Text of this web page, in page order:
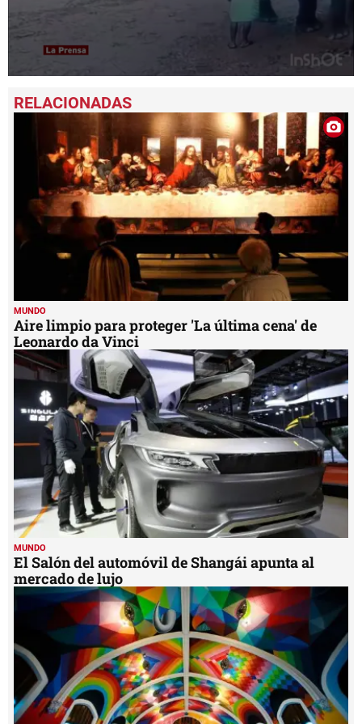
seconds
of
seconds
MUNDO
Aire limpio para proteger 'La última cena' de
Leonardo da Vinci
MUNDO
El Salón del automóvil de Shangái apunta al
mercado de lujo